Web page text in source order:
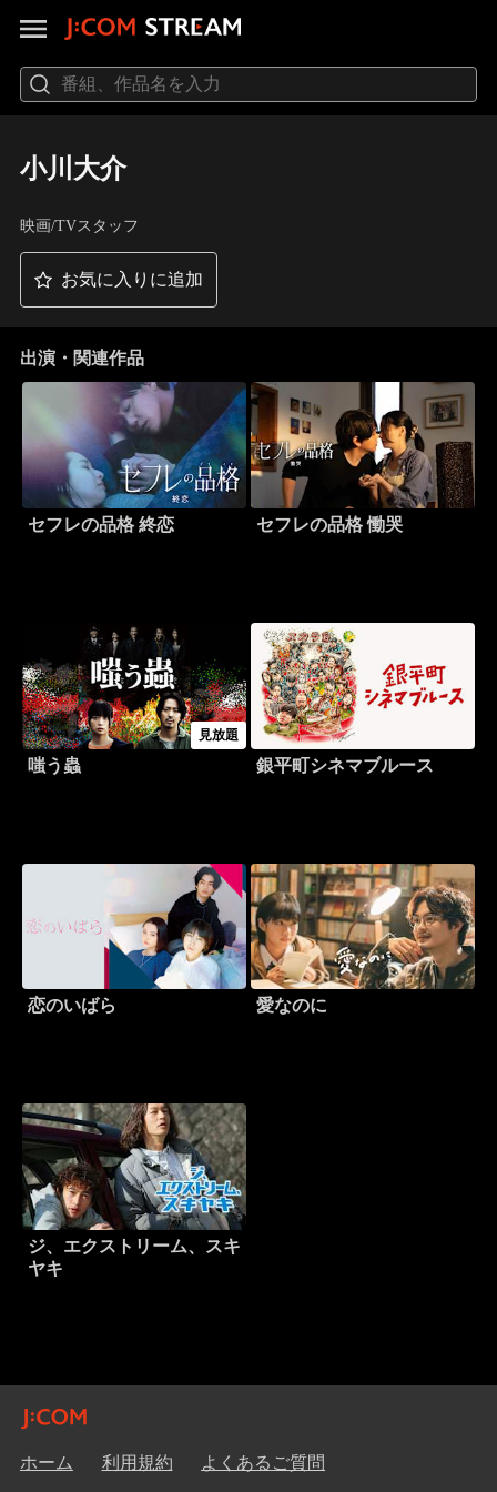
小川大介
映画/TVスタッフ
お気に入りに追加
出演・関連作品
セフレの品格 終恋 セフレの品格 慟哭
見放題
嗤う蟲 銀平町シネマブルース
恋のいばら 愛なのに
ジ、エクストリーム、スキ
ヤキ
ホーム 利用規約 よくあるご質問